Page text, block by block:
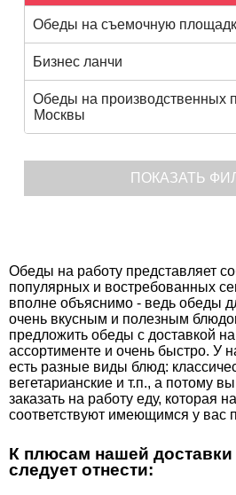
Обеды на съемочную
Бизнес ланчи
Обеды на производственных
Москвы
ПОКАЗАТЬ
Категория
ПОКАЗАТЬ
Обеды на работу представляет
популярных и востребованных
вполне объяснимо - ведь обеды
очень вкусным и полезным
предложить обеды с доставкой
ассортименте и очень быстро. У
есть разные виды блюд:
вегетарианские и т.п., а потому
заказать на работу еду, которая
соответствуют имеющимся у вас
К плюсам нашей
следует отнести: